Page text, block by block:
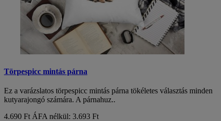
Törpespicc mintás párna
Ez a varázslatos törpespicc mintás párna tökéletes választás minden
kutyarajongó számára. A párnahuz..
4.690 Ft ÁFA nélkül: 3.693 Ft